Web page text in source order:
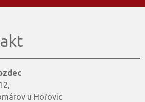
u Hořovic